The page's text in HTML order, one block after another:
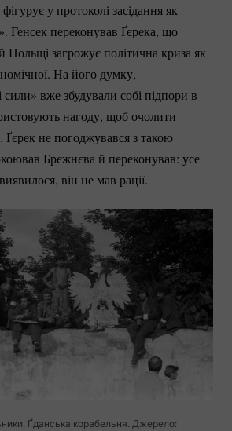
у протоколі засідання як
Генсек переконував Ґєрека, що
Польщі загрожує політична криза як
На його думку,
сили» вже збудували собі підпори в
нагоду, щоб очолити
. Ґєрек не погоджувався з такою
Брєжнєва й переконував: усе
він не мав рації.
Ґданська корабельня. Джерело: